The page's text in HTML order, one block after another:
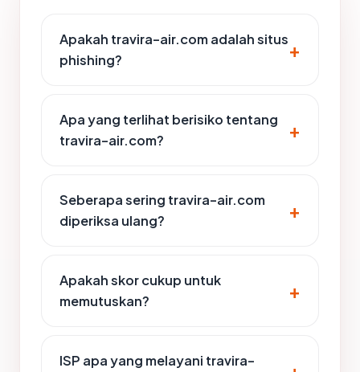
Apakah travira-air.com adalah situs
phishing?
Apa yang terlihat berisiko tentang
travira-air.com?
Seberapa sering travira-air.com
diperiksa ulang?
Apakah skor cukup untuk
memutuskan?
ISP apa yang melayani travira-